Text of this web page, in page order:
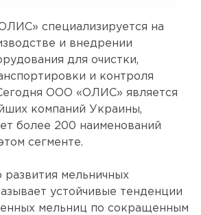
специализируется на
и внедрении
для очистки,
и контроля
ООО «ОЛИС» является
компаний Украины,
более 200 наименований
сегменте.
развития мельничных
устойчивые тенденции
мельниц по сокращенным